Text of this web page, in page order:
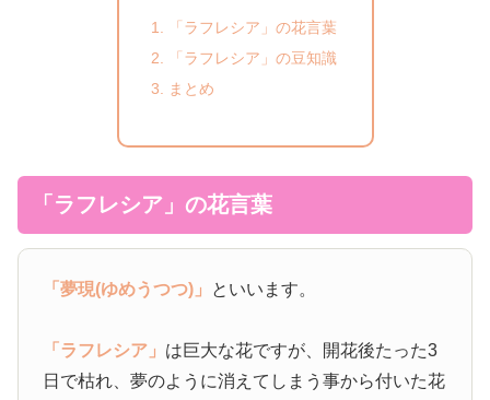
「ラフレシア」の花言葉
「ラフレシア」の豆知識
まとめ
「ラフレシア」の花言葉
「夢現(ゆめうつつ)」 といいます。
「ラフレシア」 は巨大な花ですが、開花後たった3
日で枯れ、夢のように消えてしまう事から付いた花